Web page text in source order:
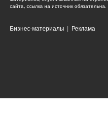
сайта, ссылка на источник обязательна.
Бизнес-материалы Реклама